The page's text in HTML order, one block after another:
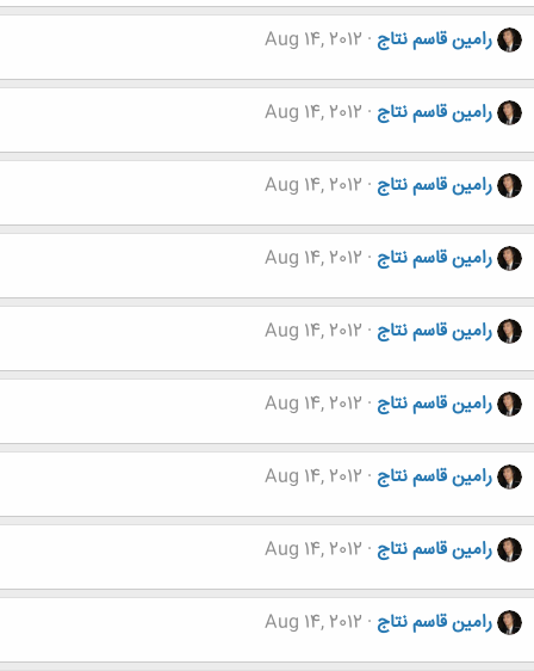
رامین قاسم نتاج Aug 14, 2012
رامین قاسم نتاج Aug 14, 2012
رامین قاسم نتاج Aug 14, 2012
رامین قاسم نتاج Aug 14, 2012
رامین قاسم نتاج Aug 14, 2012
رامین قاسم نتاج Aug 14, 2012
رامین قاسم نتاج Aug 14, 2012
رامین قاسم نتاج Aug 14, 2012
رامین قاسم نتاج Aug 14, 2012